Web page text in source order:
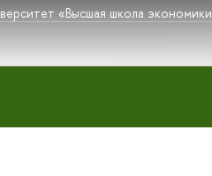
«Высшая школа